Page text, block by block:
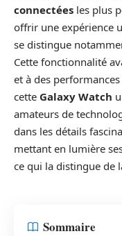
connectées les plus
offrir une expérience
se distingue
Cette fonctionnalité
et à des
cette Galaxy Watch
amateurs de
dans les détails
mettant en lumière
ce qui la distingue de
Sommaire